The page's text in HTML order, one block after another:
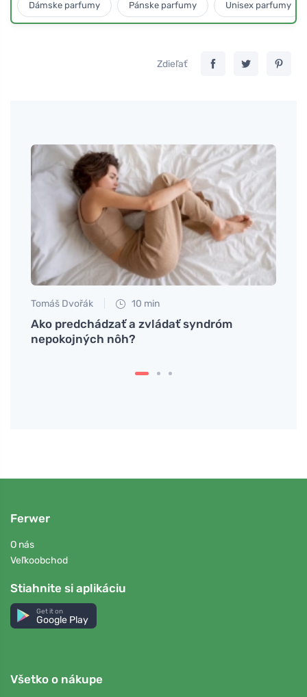
Dámske parfumy Pánske parfumy Unisex parfumy
Zdieľať
Tomáš Dvořák 10 min
Ako predchádzať a zvládať syndróm
nepokojných nôh?
Ferwer
O nás
Veľkoobchod
Stiahnite si aplikáciu
Get it on
Google Play
Všetko o nákupe